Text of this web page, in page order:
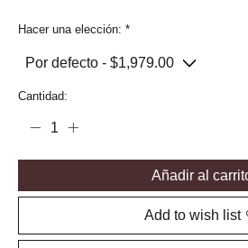
Hacer una elección: *
Cantidad:
Añadir al
Add to wish list